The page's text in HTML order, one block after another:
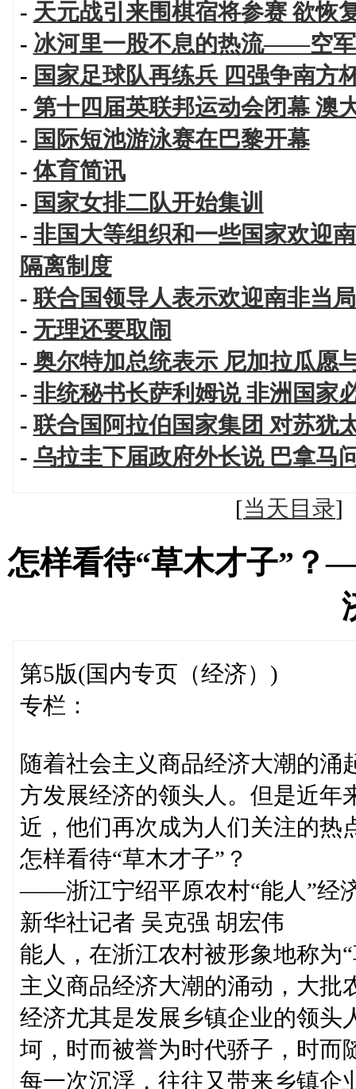
- 天元战引来围棋宿将参赛 欲
- 冰河里一股不息的热流——空
- 国家足球队再练兵 四强争南方
- 第十四届英联邦运动会闭幕 澳
- 国际短池游泳赛在巴黎开幕
-体育简讯
- 国家女排二队开始集训
- 非国大等组织和一些国家欢迎
隔离制度
-联合国领导人表示欢迎南非当
- 无理还要取闹
- 奥尔特加总统表示 尼加拉瓜愿
- 非统秘书长萨利姆说 非洲国家
-联合国阿拉伯国家集团 对苏犹
- 乌拉圭下届政府外长说 巴拿马
[当天目录
怎样看待“草木才子”？
第5版(国内专页（经济）)
专栏：
随着社会主义商品经济大潮的涌
方发展经济的领头人。但是近年
近，他们再次成为人们关注的
怎样看待“草木才子”？
——浙江宁绍平原农村“能人”经
新华社记者 吴克强 胡宏伟
能人，在浙江农村被形象地称为
主义商品经济大潮的涌动，大批
经济尤其是发展乡镇企业的领头
坷，时而被誉为时代骄子，时而
每一次沉浮，往往又带来乡镇企